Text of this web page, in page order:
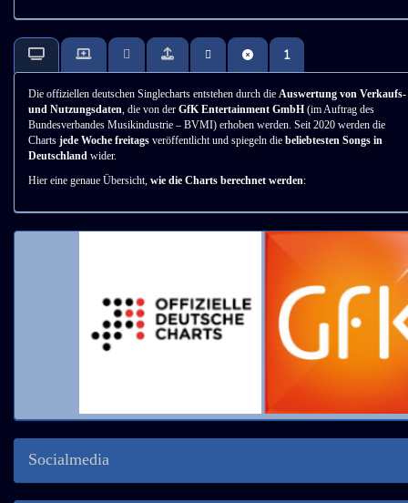
Die offiziellen deutschen Singlecharts entstehen durch die Auswertung von Verkaufs-
und Nutzungsdaten, die von der GfK Entertainment GmbH (im Auftrag des
Bundesverbandes Musikindustrie – BVMI) erhoben werden. Seit 2020 werden die
Charts jede Woche freitags veröffentlicht und spiegeln die beliebtesten Songs in
Deutschland wider.
Hier eine genaue Übersicht, wie die Charts berechnet werden:
Socialmedia